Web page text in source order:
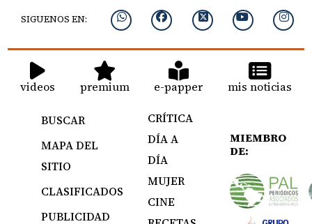
SIGUENOS EN:
videos premium e-papper mis noticias
BUSCAR
MAPA DEL
SITIO
CLASIFICADOS
PUBLICIDAD
CRÍTICA
DÍA A
DÍA
MUJER
CINE
MIEMBRO
DE: